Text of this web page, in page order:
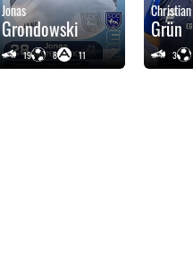
Jonas
Grondowski
19 8 11
Christian
Grün
3